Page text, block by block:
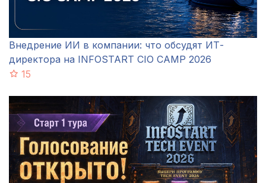
Внедрение ИИ в компании: что обсудят ИТ-
директора на INFOSTART CIO CAMP 2026
15